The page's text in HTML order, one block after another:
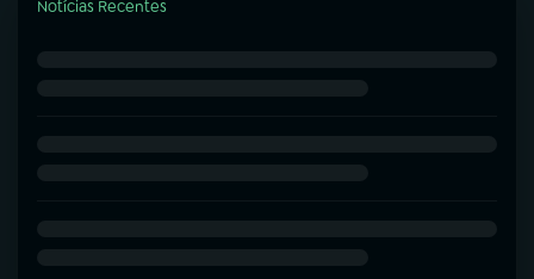
Notícias Recentes